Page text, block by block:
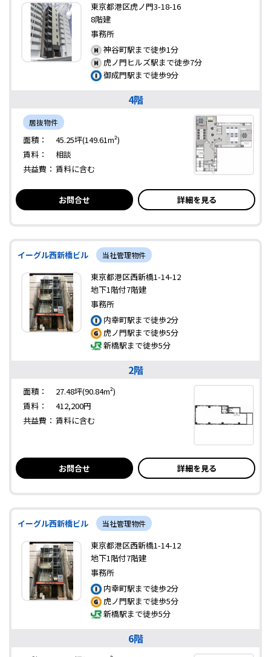
東京都港区虎ノ門3-18-16
8階建
事務所
神谷町駅まで徒歩1分
虎ノ門ヒルズ駅まで徒歩7分
御成門駅まで徒歩9分
4階
居抜物件
面積：
45.25坪(149.61m²)
賃料：
相談
共益費： 賃料に含む
お問合せ 詳細を見る
イーグル西新橋ビル 当社管理物件
東京都港区西新橋1-14-12
地下1階付7階建
事務所
内幸町駅まで徒歩2分
虎ノ門駅まで徒歩5分
新橋駅まで徒歩5分
2階
面積：
27.48坪(90.84m²)
賃料：
412,200円
共益費： 賃料に含む
お問合せ 詳細を見る
イーグル西新橋ビル 当社管理物件
東京都港区西新橋1-14-12
地下1階付7階建
事務所
内幸町駅まで徒歩2分
虎ノ門駅まで徒歩5分
新橋駅まで徒歩5分
6階